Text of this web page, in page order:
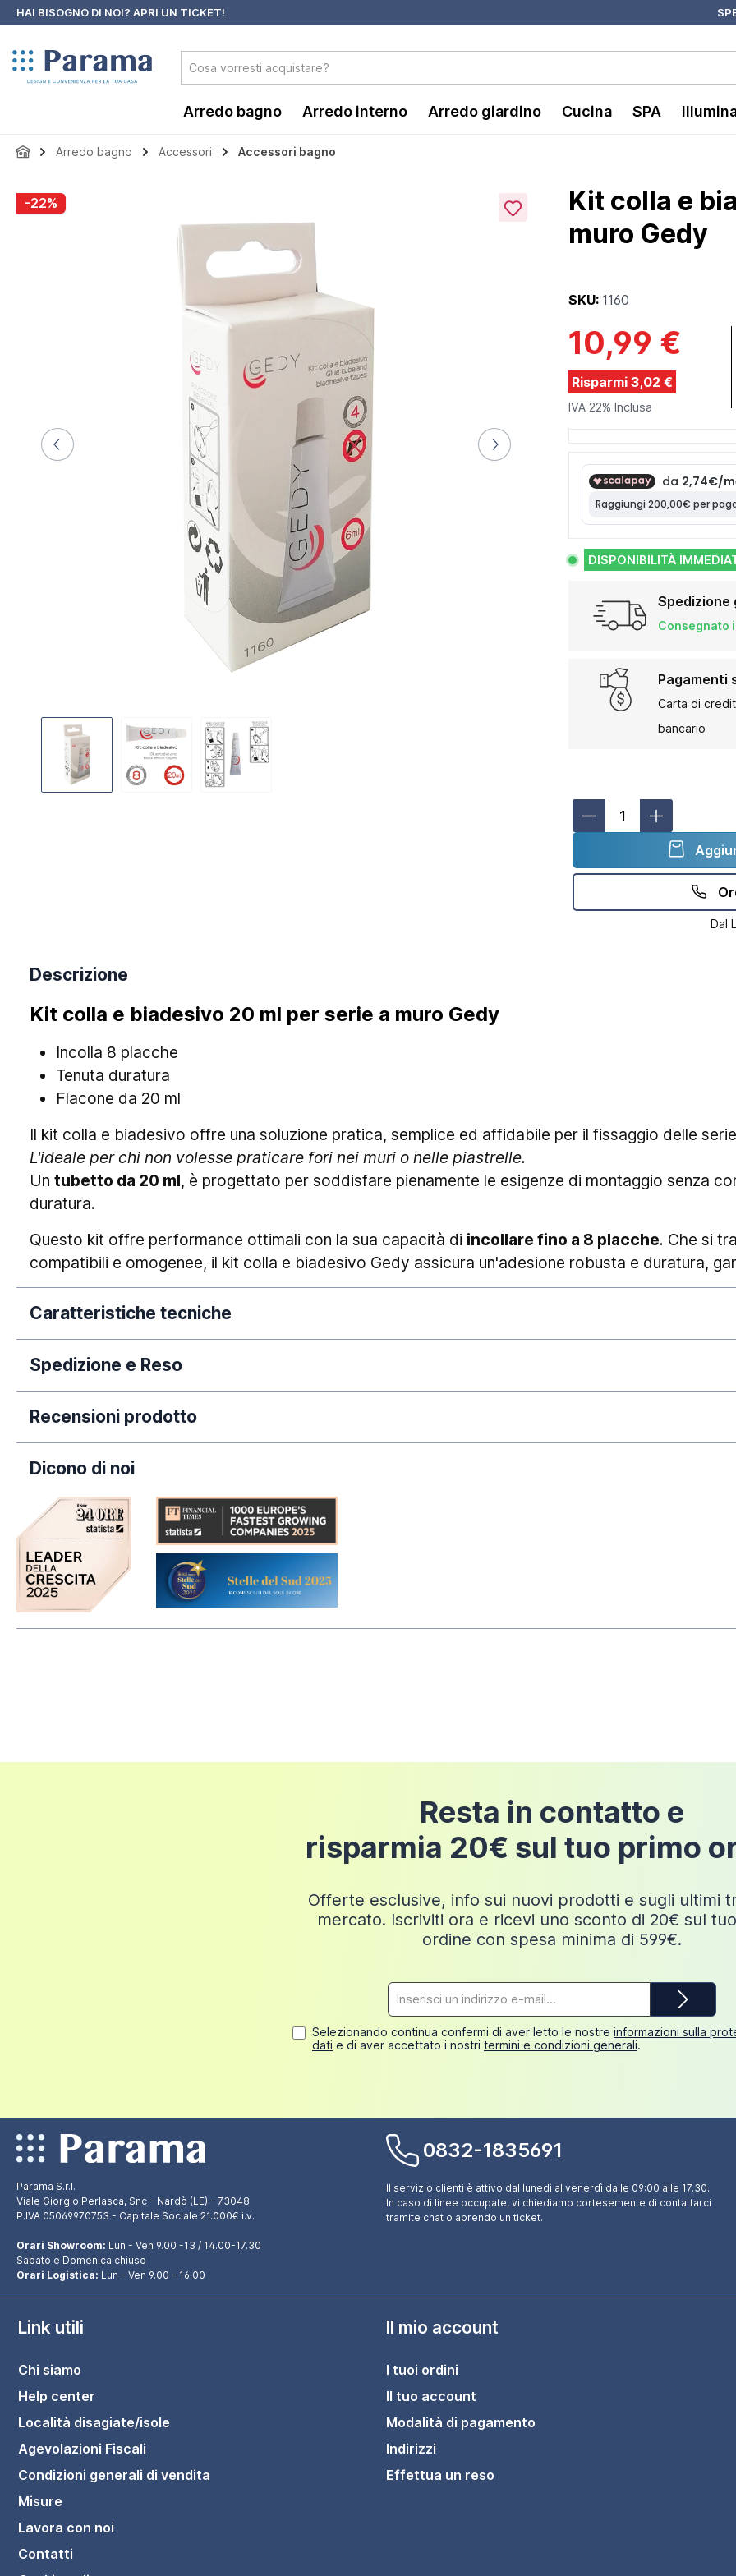
Passa alla navigazione principale
HAI BISOGNO DI NOI? APRI UN TICKET!
Arredo bagno Arredo interno Arredo giardino Cucina SPA
Arredo bagno Accessori Accessori bagno
Salta la galleria di immagini
-22%
Kit colla e
muro Gedy
SKU: 1160
10,99 €
Risparmi 3,02 €
IVA 22% Inclusa
DISPONIBILITÀ
Spedizione
Consegnato
Pagamenti
Carta di
bancario
Dal
Descrizione
Kit colla e biadesivo 20 ml per serie a muro Gedy
Incolla 8 placche
Tenuta duratura
Flacone da 20 ml
Il kit colla e biadesivo offre una soluzione pratica, semplice ed affidabile per il fissaggio delle
L'ideale per chi non volesse praticare fori nei muri o nelle piastrelle.
Un tubetto da 20 ml, è progettato per soddisfare pienamente le esigenze di montaggio senza
duratura.
Questo kit offre performance ottimali con la sua capacità di incollare fino a 8 placche. Che si
compatibili e omogenee, il kit colla e biadesivo Gedy assicura un'adesione robusta e duratura,
Caratteristiche tecniche
Garanzia:
Spedizione e Reso
dall'avvenuto pagamento. Si rende necessario chiarire che i
puramente orientativi, poiché legati a fatti circostanziali. Eventi quali, ad esempio, l'elevato
periodi dell'anno (come Natale, Black Friday e/o festività in genere) piuttosto che tumulti
predette tempistiche.
Ilresodel prodotto è consentitoentro 14 giorni dalla data di consegna
installato/utilizzato e che l'imballo sia integro.
24 euro
Recensioni prodotto
Dicono di noi
Resta in contatto e
risparmia 20€ sul tuo primo
Offerte esclusive, info sui nuovi prodotti e sugli ultimi
mercato. Iscriviti ora e ricevi uno sconto di 20€ sul
ordine con spesa minima di 599€.
e-
mail*
Selezionando continua confermi di aver letto le nostre informazioni sulla
dati e di aver accettato i nostri termini e condizioni generali.
Parama S.r.l.
Viale Giorgio Perlasca, Snc - Nardò (LE) - 73048
P.IVA 05069970753 - Capitale Sociale 21.000€ i.v.
Orari Showroom: Lun - Ven 9.00 -13 / 14.00-17.30
Sabato e Domenica chiuso
Orari Logistica: Lun - Ven 9.00 - 16.00
0832-1835691
Il servizio clienti è attivo dal lunedì al venerdì dalle 09:00 alle 17.30.
In caso di linee occupate, vi chiediamo cortesemente di contattarci
tramite chat o aprendo un ticket.
Link utili
Chi siamo
Help center
Località disagiate/isole
Agevolazioni Fiscali
Condizioni generali di vendita
Misure
Lavora con noi
Contatti
Il mio account
I tuoi ordini
Il tuo account
Modalità di pagamento
Indirizzi
Effettua un reso